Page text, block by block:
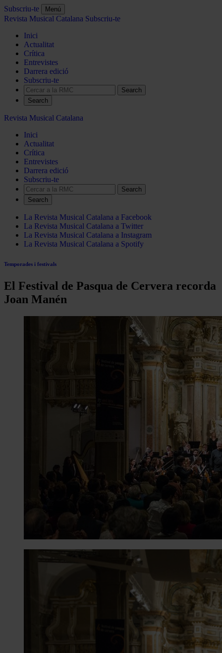
Subscriu-te Menú
Revista Musical Catalana Subscriu-te
Inici
Actualitat
Crítica
Entrevistes
Darrera edició
Subscriu-te
Search
Revista Musical Catalana
Inici
Actualitat
Crítica
Entrevistes
Darrera edició
Subscriu-te
Search
La Revista Musical Catalana a Facebook
La Revista Musical Catalana a Twitter
La Revista Musical Catalana a Instagram
La Revista Musical Catalana a Spotify
Temporades i festivals
El Festival de Pasqua de Cervera recorda
Joan Manén